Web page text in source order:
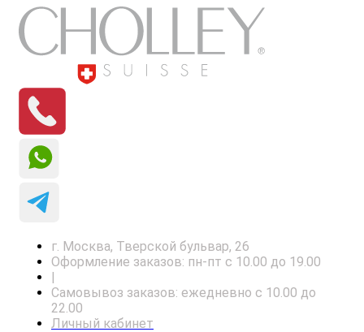
г. Москва, Тверской бульвар, 26
Оформление заказов: пн-пт с 10.00 до 19.00
|
Самовывоз заказов: ежедневно с 10.00 до
22.00
Личный кабинет